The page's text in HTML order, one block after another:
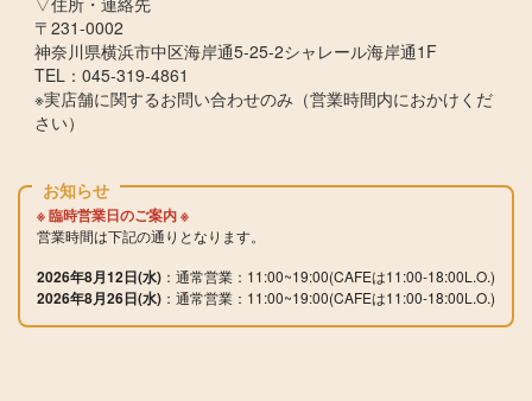
〒231-0002
神奈川県横浜市中区海岸通5-25-2シャレール海岸通1F
TEL：045-319-4861
※実店舗に関するお問い合わせのみ（営業時間内におかけくだ
さい）
お知らせ
※ 臨時営業日のご案内 ※
営業時間は下記の通りとなります。
2026年8月12日(水) ：通常営業：11:00~19:00(CAFEは11:00-18:00L.O.)
2026年8月26日(水) ：通常営業：11:00~19:00(CAFEは11:00-18:00L.O.)